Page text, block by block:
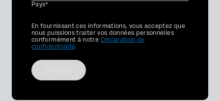
Pays*
Privacy
Optin
En fournissant ces informations, vous acceptez que
nous puissions traiter vos données personnelles
conformément à notre Déclaration de
confidentialité